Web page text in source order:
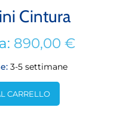
Cintura
890,00 €
3-5 settimane
CARRELLO